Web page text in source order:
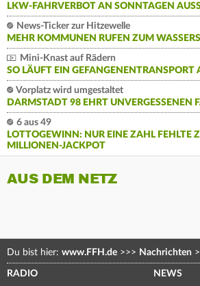
LKW-FAHRVERBOT AN SONNTAGEN
News-Ticker zur Hitzewelle
MEHR KOMMUNEN RUFEN ZUM
Mini-Knast auf Rädern
SO LÄUFT EIN GEFANGENENTRANSPORT
Vorplatz wird umgestaltet
DARMSTADT 98 EHRT UNVERGESSENEN
6 aus 49
LOTTOGEWINN: NUR EINE ZAHL FEHLTE
MILLIONEN-JACKPOT
AUS DEM NETZ
Du bist hier: www.FFH.de >>> Nachrichten
RADIO NEWS